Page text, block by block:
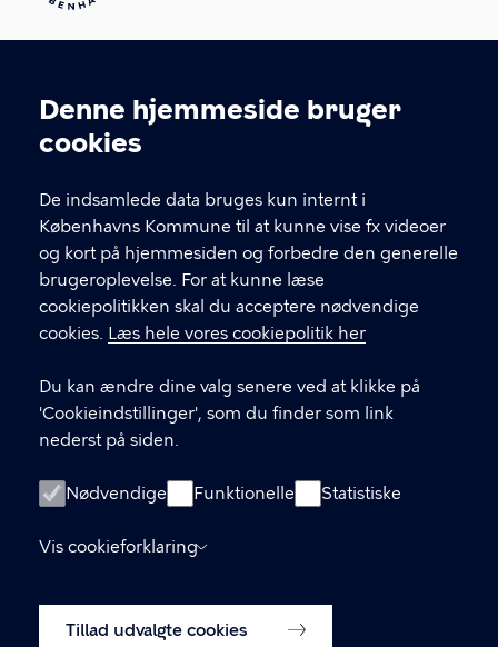
Cookieindstillinger
Denne hjemmeside bruger
cookies
De indsamlede data bruges kun internt i
Københavns Kommune til at kunne vise fx videoer
og kort på hjemmesiden og forbedre den generelle
brugeroplevelse. For at kunne læse
cookiepolitikken skal du acceptere nødvendige
cookies. Læs hele vores cookiepolitik her
Du kan ændre dine valg senere ved at klikke på
'Cookieindstillinger', som du finder som link
nederst på siden.
Nødvendige Funktionelle Statistiske
Vis cookieforklaring
Tillad udvalgte cookies
Partnerskab med
ungdomsuddannelser
københavnske ungdomsuddannelser om at
forbedre trivsel og sundhed blandt eleverne og
dermed bidrage til, at flest muligt gennemfører en
ungdomsuddannelse.
Center for Forebyggelse og Folkesundhed
Kommune
Om partnerskabet